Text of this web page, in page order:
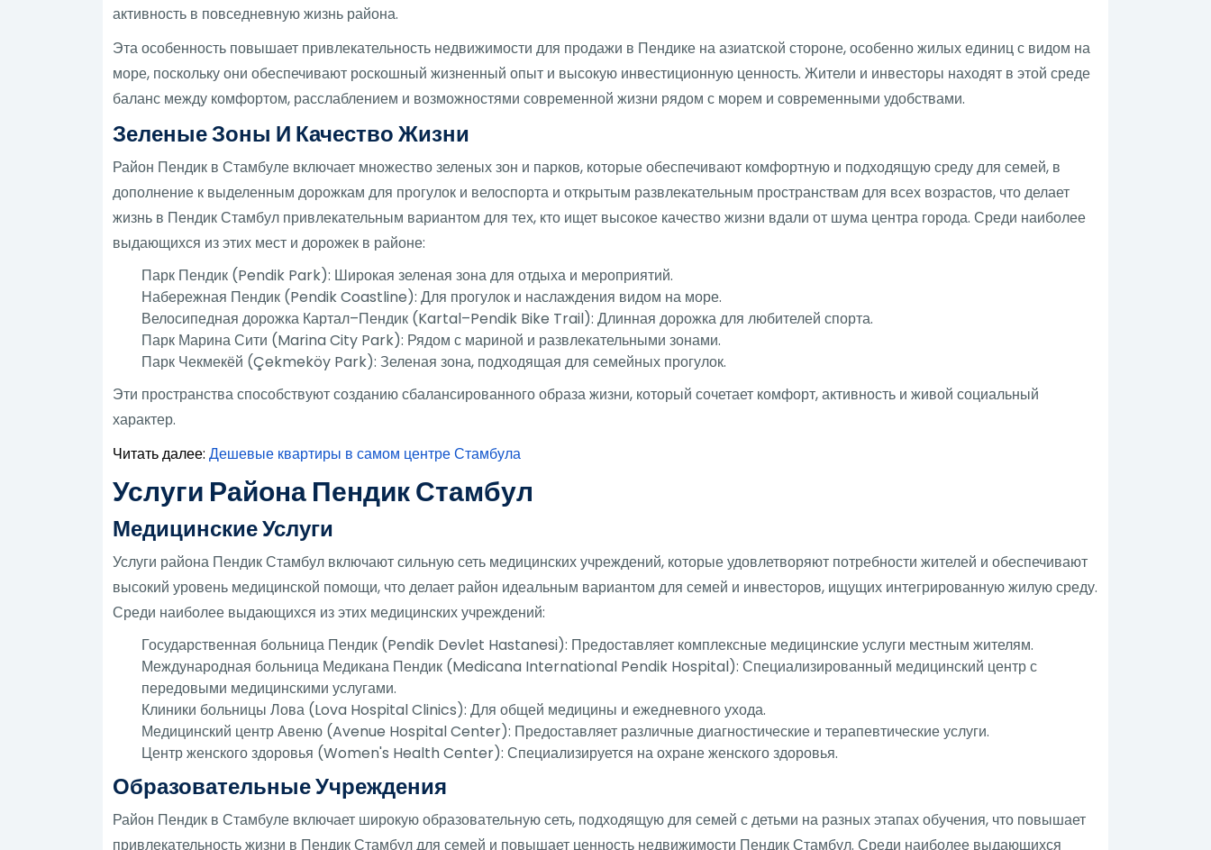
активность в повседневную жизнь района.
Эта особенность повышает привлекательность недвижимости для продажи в Пендике на азиатской стороне, особенно жилых единиц с видом на
море, поскольку они обеспечивают роскошный жизненный опыт и высокую инвестиционную ценность. Жители и инвесторы находят в этой среде
баланс между комфортом, расслаблением и возможностями современной жизни рядом с морем и современными удобствами.
Зеленые Зоны И Качество Жизни
Район Пендик в Стамбуле включает множество зеленых зон и парков, которые обеспечивают комфортную и подходящую среду для семей, в
дополнение к выделенным дорожкам для прогулок и велоспорта и открытым развлекательным пространствам для всех возрастов, что делает
жизнь в Пендик Стамбул привлекательным вариантом для тех, кто ищет высокое качество жизни вдали от шума центра города. Среди наиболее
выдающихся из этих мест и дорожек в районе:
Парк Пендик (Pendik Park): Широкая зеленая зона для отдыха и мероприятий.
Набережная Пендик (Pendik Coastline): Для прогулок и наслаждения видом на море.
Велосипедная дорожка Картал–Пендик (Kartal–Pendik Bike Trail): Длинная дорожка для любителей спорта.
Парк Марина Сити (Marina City Park): Рядом с мариной и развлекательными зонами.
Парк Чекмекёй (Çekmeköy Park): Зеленая зона, подходящая для семейных прогулок.
Эти пространства способствуют созданию сбалансированного образа жизни, который сочетает комфорт, активность и живой социальный
характер.
Читать далее:Дешевые квартиры в самом центре Стамбула
Услуги Района Пендик Стамбул
Медицинские Услуги
Услуги района Пендик Стамбул включают сильную сеть медицинских учреждений, которые удовлетворяют потребности жителей и обеспечивают
высокий уровень медицинской помощи, что делает район идеальным вариантом для семей и инвесторов, ищущих интегрированную жилую среду.
Среди наиболее выдающихся из этих медицинских учреждений:
Государственная больница Пендик (Pendik Devlet Hastanesi): Предоставляет комплексные медицинские услуги местным жителям.
Международная больница Медикана Пендик (Medicana International Pendik Hospital): Специализированный медицинский центр с
передовыми медицинскими услугами.
Клиники больницы Лова (Lova Hospital Clinics): Для общей медицины и ежедневного ухода.
Медицинский центр Авеню (Avenue Hospital Center): Предоставляет различные диагностические и терапевтические услуги.
Центр женского здоровья (Women's Health Center): Специализируется на охране женского здоровья.
Образовательные Учреждения
Район Пендик в Стамбуле включает широкую образовательную сеть, подходящую для семей с детьми на разных этапах обучения, что повышает
привлекательность жизни в Пендик Стамбул для семей и повышает ценность недвижимости Пендик Стамбул. Среди наиболее выдающихся